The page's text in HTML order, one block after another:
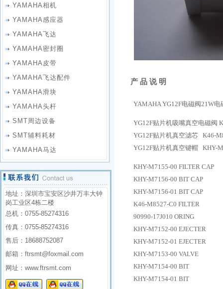
YAMAHA相机
YAMAHA感应器
YAMAHA飞达
YAMAHA密封圈
YAMAHA皮带
YAMAHA飞达配件
YAMAHA滑块
YAMAHA头杆
SMT周边设备
SMT辅料耗材
YAMAHA马达
地址：深圳市宝安区沙井万丰大钟
岗工业区4栋二楼
总机：0755-85274316
传真：0755-85274316
售后：18688752087
邮箱：ftrsmt@foxmail.com
网址： www.ftrsmt.com
产 品 说 明
YAMAHA YG12F电磁阀21W
YG12F贴片机吸嘴真空电磁阀
YG12F贴片机真空滤芯 K46-
YG12F贴片机真空键帽 KHY-
KHY-M7155-00 FILTER CAP
KHY-M7156-00 BIT CAP
KHY-M7156-01 BIT CAP
K46-M8527-C0 FILTER
90990-17J010 ORING
KHY-M7152-00 EJECTER
KHY-M7152-01 EJECTER
KHY-M7153-00 VALVE
KHY-M7154-00 BIT
KHY-M7154-01 BIT